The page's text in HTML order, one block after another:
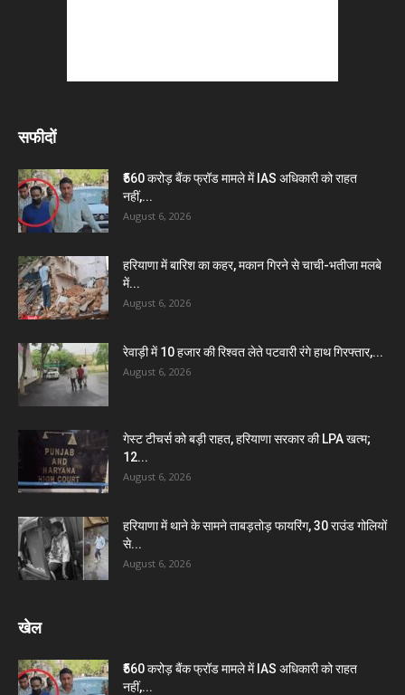
सफीदों
₹560 करोड़ बैंक फ्रॉड मामले में IAS अधिकारी को राहत
नहीं,...
August 6, 2026
हरियाणा में बारिश का कहर, मकान गिरने से चाची-भतीजा मलबे
में...
August 6, 2026
रेवाड़ी में 10 हजार की रिश्वत लेते पटवारी रंगे हाथ गिरफ्तार,...
August 6, 2026
गेस्ट टीचर्स को बड़ी राहत, हरियाणा सरकार की LPA खत्म;
12...
August 6, 2026
हरियाणा में थाने के सामने ताबड़तोड़ फायरिंग, 30 राउंड गोलियों
से...
August 6, 2026
खेल
₹560 करोड़ बैंक फ्रॉड मामले में IAS अधिकारी को राहत
नहीं,...